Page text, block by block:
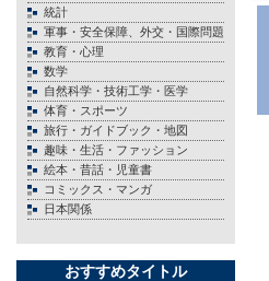
統計
軍事・安全保障、外交・国際問題
教育・心理
数学
自然科学・技術工学・医学
体育・スポーツ
旅行・ガイドブック・地図
趣味・生活・ファッション
絵本・昔話・児童書
コミックス・マンガ
日本関係
おすすめタイトル